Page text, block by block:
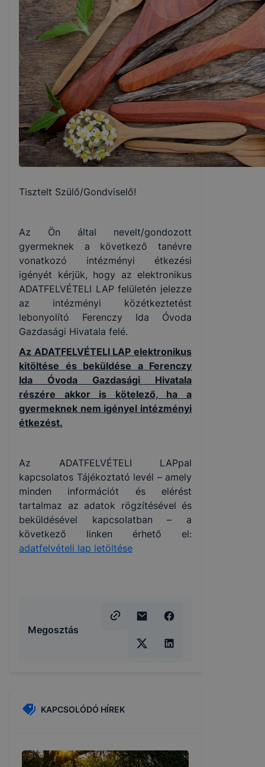
Tisztelt Szülő/Gondviselő!
Az Ön által nevelt/gondozott
gyermeknek a következő tanévre
vonatkozó intézményi étkezési
igényét kérjük, hogy az elektronikus
ADATFELVÉTELI LAP felületén jelezze
az intézményi közétkeztetést
lebonyolító Ferenczy Ida Óvoda
Gazdasági Hivatala felé.
Az ADATFELVÉTELI LAP elektronikus
kitöltése és beküldése a Ferenczy
Ida Óvoda Gazdasági Hivatala
részére akkor is kötelező, ha a
gyermeknek nem igényel intézményi
étkezést.
Az ADATFELVÉTELI LAPpal
kapcsolatos Tájékoztató levél – amely
minden információt és elérést
tartalmaz az adatok rögzítésével és
beküldésével kapcsolatban – a
következő linken érhető el:
adatfelvételi lap letöltése
Megosztás
KAPCSOLÓDÓ HÍREK